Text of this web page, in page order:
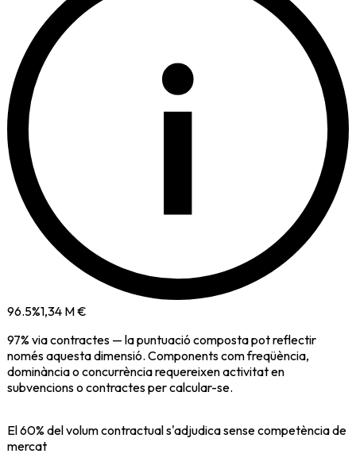
i
96.5%1,34 M €
97% viacontractes — la puntuació composta pot reflectir
només aquesta dimensió. Components com freqüència,
dominància o concurrència requereixen activitat en
subvencions o contractes per calcular-se.
El60% del volum contractual s'adjudica sense competència de
mercat